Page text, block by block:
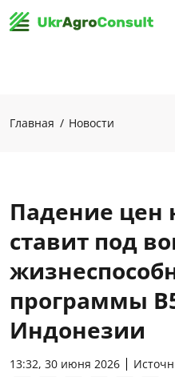
Главная Новости
Падение цен
ставит под
программы
Индонезии
13:32, 30 июня 2026